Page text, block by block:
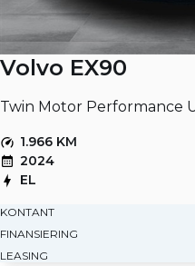
Volvo EX90
Twin Motor Performance
1.966 KM
2024
EL
KONTANT
FINANSIERING
LEASING